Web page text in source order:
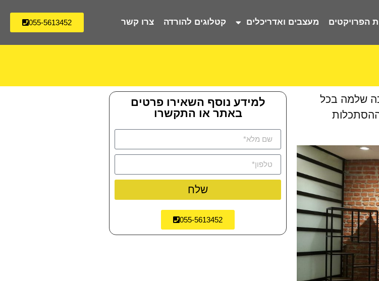
הפרויקטים מעצבים ואדריכלים קטלוגים להורדה צרו קשר 055-5613452
שלמה בכל
ההסתכלות
למידע נוסף השאירו פרטים
באתר או התקשרו
שלח
055-5613452